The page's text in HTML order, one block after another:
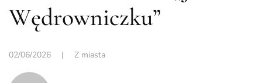
Wędrowniczku”
02/06/2026 | Z miasta